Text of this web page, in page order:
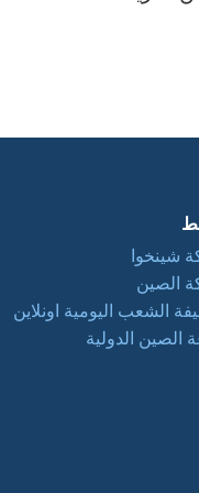
شينخوا
الصين
الشعب اليومية اونلاين
الصين الدولية